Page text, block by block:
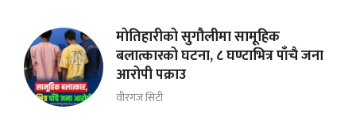
मोतिहारीको सुगौलीमा सामूहिक
बलात्कारको घटना, ८ घण्टाभित्र पाँचै जना
आरोपी पक्राउ
वीरगंज सिटी